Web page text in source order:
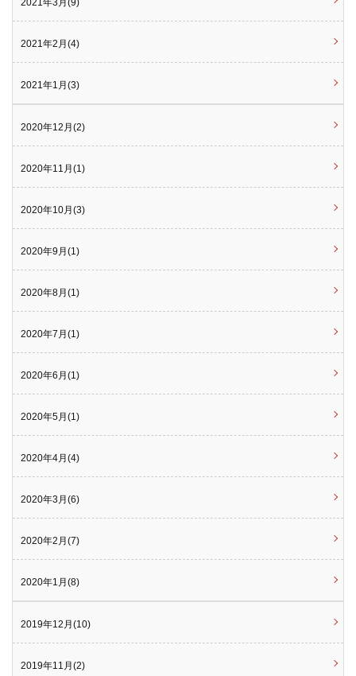
2021年3月(9)
2021年2月(4)
2021年1月(3)
2020年12月(2)
2020年11月(1)
2020年10月(3)
2020年9月(1)
2020年8月(1)
2020年7月(1)
2020年6月(1)
2020年5月(1)
2020年4月(4)
2020年3月(6)
2020年2月(7)
2020年1月(8)
2019年12月(10)
2019年11月(2)